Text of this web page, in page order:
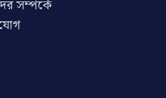
সম্পর্কে